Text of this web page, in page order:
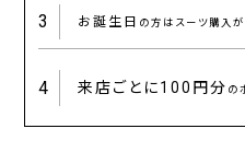
3 お誕生日 の方はスーツ購入
4 来店ごとに100円分 の